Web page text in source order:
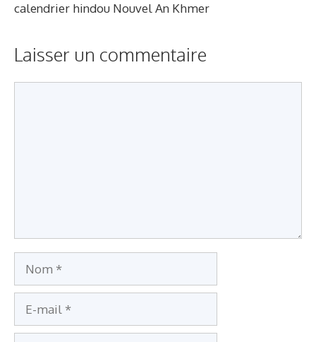
calendrier hindou Nouvel An Khmer
Laisser un commentaire
Nom
mail